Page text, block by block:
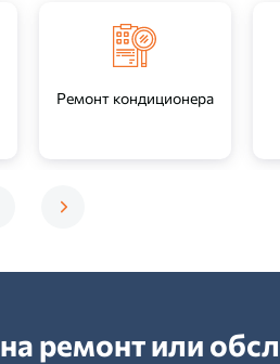
Ремонт кондиционера
ремонт или